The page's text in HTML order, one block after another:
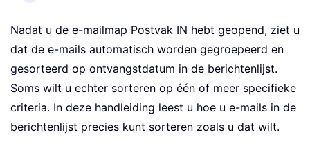
Nadat u de e-mailmap Postvak IN hebt geopend, ziet u
dat de e-mails automatisch worden gegroepeerd en
gesorteerd op ontvangstdatum in de berichtenlijst.
Soms wilt u echter sorteren op één of meer specifieke
criteria. In deze handleiding leest u hoe u e-mails in de
berichtenlijst precies kunt sorteren zoals u dat wilt.